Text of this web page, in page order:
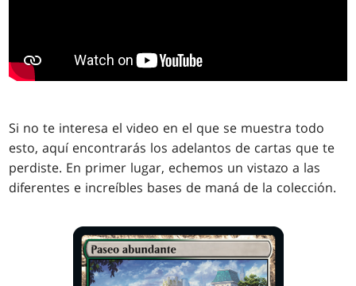
Si no te interesa el video en el que se muestra todo
esto, aquí encontrarás los adelantos de cartas que te
perdiste. En primer lugar, echemos un vistazo a las
diferentes e increíbles bases de maná de la colección.